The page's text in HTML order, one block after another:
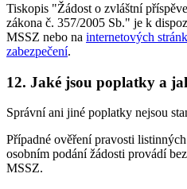
Tiskopis "Žádost o zvláštní
zákona č. 357/2005 Sb." je k
MSSZ nebo na internetových
zabezpečení.
12. Jaké jsou poplatky a
Správní ani jiné poplatky nejsou
Případné ověření pravosti
osobním podání žádosti provádí
MSSZ.